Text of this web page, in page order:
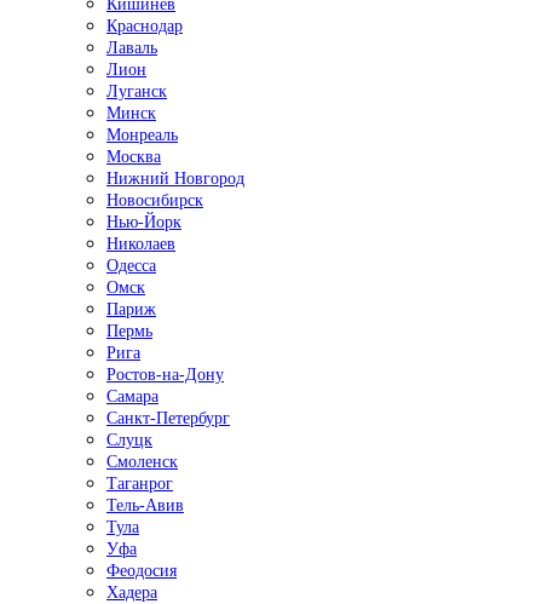
Кишинёв
Краснодар
Лаваль
Лион
Луганск
Минск
Монреаль
Москва
Нижний Новгород
Новосибирск
Нью-Йорк
Николаев
Одесса
Омск
Париж
Пермь
Рига
Ростов-на-Дону
Самара
Санкт-Петербург
Слуцк
Смоленск
Таганрог
Тель-Авив
Тула
Уфа
Феодосия
Хадера